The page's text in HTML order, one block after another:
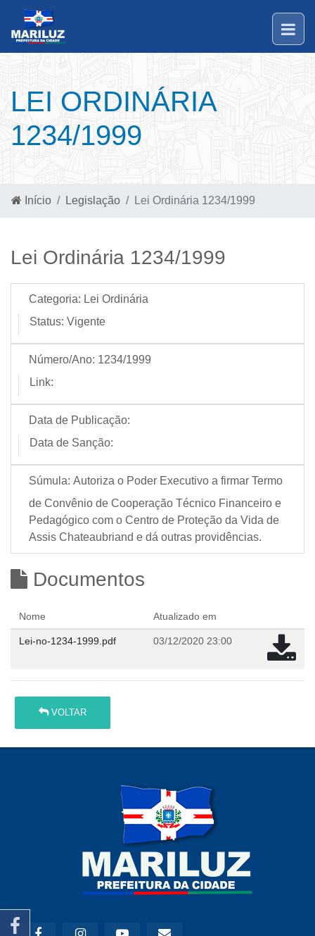
LEI ORDINÁRIA
1234/1999
Início Legislação Lei Ordinária 1234/1999
Lei Ordinária 1234/1999
Categoria: Lei Ordinária
Status: Vigente
Número/Ano: 1234/1999
Link:
Data de Publicação:
Data de Sanção:
Súmula: Autoriza o Poder Executivo a firmar Termo
de Convênio de Cooperação Técnico Financeiro e
Pedagógico com o Centro de Proteção da Vida de
Assis Chateaubriand e dá outras providências.
Documentos
Nome Atualizado em
Lei-no-1234-1999.pdf 03/12/2020 23:00
VOLTAR